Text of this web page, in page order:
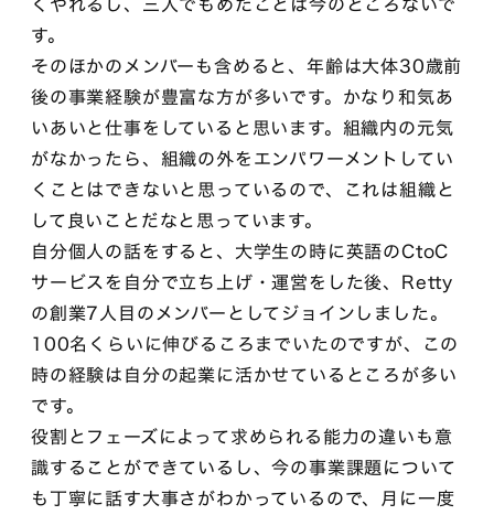
す。
そのほかのメンバーも含めると、年齢は大体30歳前
後の事業経験が豊富な方が多いです。かなり和気あ
いあいと仕事をしていると思います。組織内の元気
がなかったら、組織の外をエンパワーメントしてい
くことはできないと思っているので、これは組織と
して良いことだなと思っています。
自分個人の話をすると、大学生の時に英語のCtoC
サービスを自分で立ち上げ・運営をした後、Retty
の創業7人目のメンバーとしてジョインしました。
100名くらいに伸びるころまでいたのですが、この
時の経験は自分の起業に活かせているところが多い
です。
役割とフェーズによって求められる能力の違いも意
識することができているし、今の事業課題について
も丁寧に話す大事さがわかっているので、月に一度